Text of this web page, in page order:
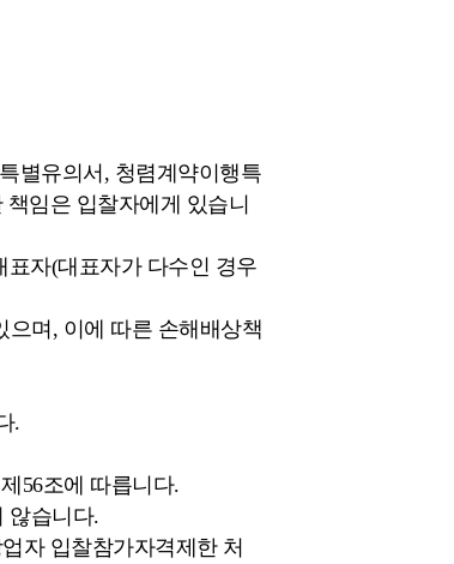
별유의서, 청렴계약이행특
임은 입찰자에게 있습니
자(대표자가 다수인 경우
며, 이에 따른 손해배상책
.
56조에 따릅니다.
않습니다.
자 입찰참가자격제한 처